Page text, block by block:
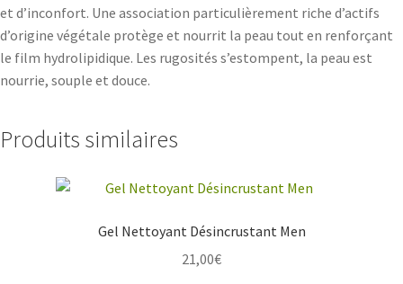
et d’inconfort. Une association particulièrement riche d’actifs
d’origine végétale protège et nourrit la peau tout en renforçant
le film hydrolipidique. Les rugosités s’estompent, la peau est
nourrie, souple et douce.
Produits similaires
Gel Nettoyant Désincrustant Men
21,00€